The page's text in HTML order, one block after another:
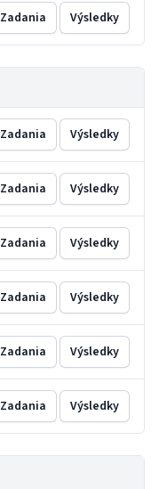
Zadania Výsledky
Zadania Výsledky
Zadania Výsledky
Zadania Výsledky
Zadania Výsledky
Zadania Výsledky
Zadania Výsledky